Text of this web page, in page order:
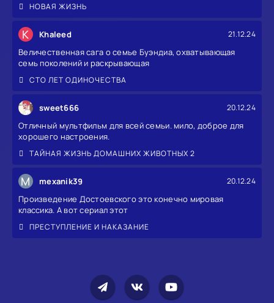
НОВАЯ ЖИЗНЬ
K Khaleed 21.12.24
Величественная сага о семье Буэндиа, охватывающая
семь поколений и раскрывающая
СТО ЛЕТ ОДИНОЧЕСТВА
sweet666 20.12.24
Отличный мультфильм для всей семьи. мило, доброе для
хорошего настроения.
ТАЙНАЯ ЖИЗНЬ ДОМАШНИХ ЖИВОТНЫХ 2
M mexanik39 20.12.24
Произведение Достоевского это конечно мировая
классика. А вот сериал этот
ПРЕСТУПЛЕНИЕ И НАКАЗАНИЕ